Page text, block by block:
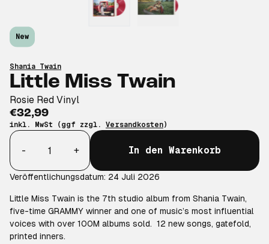
Shania Twain
Little Miss Twain
Rosie Red Vinyl
€32,99
inkl. MwSt (ggf zzgl. Versandkosten)
Anzahl
-
+ In den Warenkorb
Veröffentlichungsdatum: 24 Juli 2026
Little Miss Twain is the 7th studio album from Shania Twain,
five-time GRAMMY winner and one of music’s most influential
voices with over 100M albums sold. 12 new songs, gatefold,
printed inners.
New